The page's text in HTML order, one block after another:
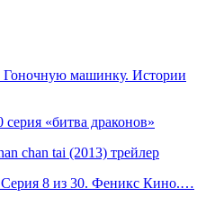
машинку. Истории
«битва драконов»
chan tai (2013) трейлер
8 из 30. Феникс Кино.…